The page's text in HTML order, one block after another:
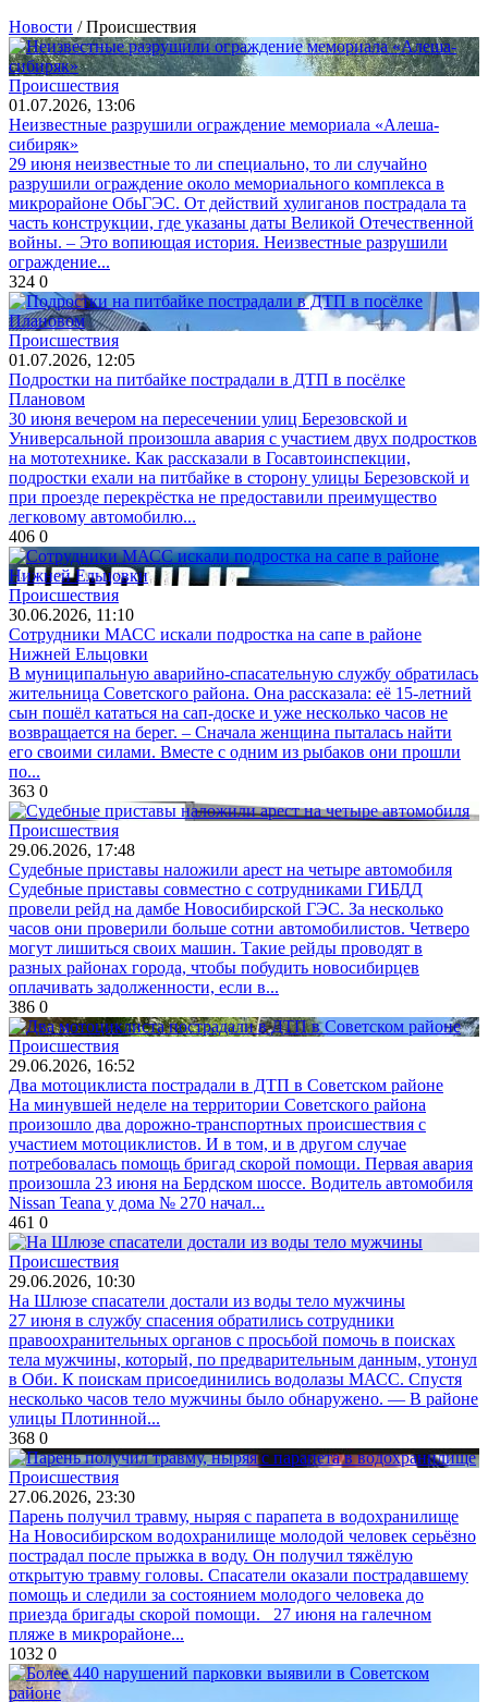
Новости / Происшествия
Происшествия
01.07.2026, 13:06
Неизвестные разрушили ограждение мемориала «Алеша-
сибиряк»
29 июня неизвестные то ли специально, то ли случайно
разрушили ограждение около мемориального комплекса в
микрорайоне ОбьГЭС. От действий хулиганов пострадала та
часть конструкции, где указаны даты Великой Отечественной
войны. – Это вопиющая история. Неизвестные разрушили
ограждение...
324 0
Происшествия
01.07.2026, 12:05
Подростки на питбайке пострадали в ДТП в посёлке
Плановом
30 июня вечером на пересечении улиц Березовской и
Универсальной произошла авария с участием двух подростков
на мототехнике. Как рассказали в Госавтоинспекции,
подростки ехали на питбайке в сторону улицы Березовской и
при проезде перекрёстка не предоставили преимущество
легковому автомобилю...
406 0
Происшествия
30.06.2026, 11:10
Сотрудники МАСС искали подростка на сапе в районе
Нижней Ельцовки
В муниципальную аварийно-спасательную службу обратилась
жительница Советского района. Она рассказала: её 15-летний
сын пошёл кататься на сап-доске и уже несколько часов не
возвращается на берег. – Сначала женщина пыталась найти
его своими силами. Вместе с одним из рыбаков они прошли
по...
363 0
Происшествия
29.06.2026, 17:48
Судебные приставы наложили арест на четыре автомобиля
Судебные приставы совместно с сотрудниками ГИБДД
провели рейд на дамбе Новосибирской ГЭС. За несколько
часов они проверили больше сотни автомобилистов. Четверо
могут лишиться своих машин. Такие рейды проводят в
разных районах города, чтобы побудить новосибирцев
оплачивать задолженности, если в...
386 0
Происшествия
29.06.2026, 16:52
Два мотоциклиста пострадали в ДТП в Советском районе
На минувшей неделе на территории Советского района
произошло два дорожно-транспортных происшествия с
участием мотоциклистов. И в том, и в другом случае
потребовалась помощь бригад скорой помощи. Первая авария
произошла 23 июня на Бердском шоссе. Водитель автомобиля
Nissan Teana у дома № 270 начал...
461 0
Происшествия
29.06.2026, 10:30
На Шлюзе спасатели достали из воды тело мужчины
27 июня в службу спасения обратились сотрудники
правоохранительных органов с просьбой помочь в поисках
тела мужчины, который, по предварительным данным, утонул
в Оби. К поискам присоединились водолазы МАСС. Спустя
несколько часов тело мужчины было обнаружено. — В районе
улицы Плотинной...
368 0
Происшествия
27.06.2026, 23:30
Парень получил травму, ныряя с парапета в водохранилище
На Новосибирском водохранилище молодой человек серьёзно
пострадал после прыжка в воду. Он получил тяжёлую
открытую травму головы. Спасатели оказали пострадавшему
помощь и следили за состоянием молодого человека до
приезда бригады скорой помощи. 27 июня на галечном
пляже в микрорайоне...
1032 0